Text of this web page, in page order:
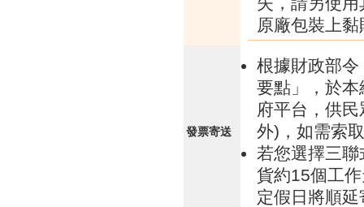
原廠包裝上
發票寄送
根據財政部
要點」，於
府平台，供
外)，如需索
若您選擇三
貨約15個工
定假日將順延